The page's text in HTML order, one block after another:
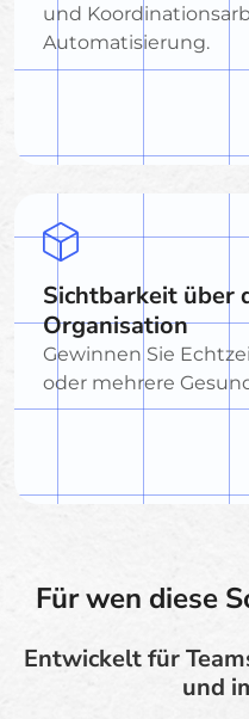
und
Automatisierung.
Sichtbarkeit über
Organisation
Gewinnen Sie
oder mehrere
Für wen diese
Entwickelt für
und